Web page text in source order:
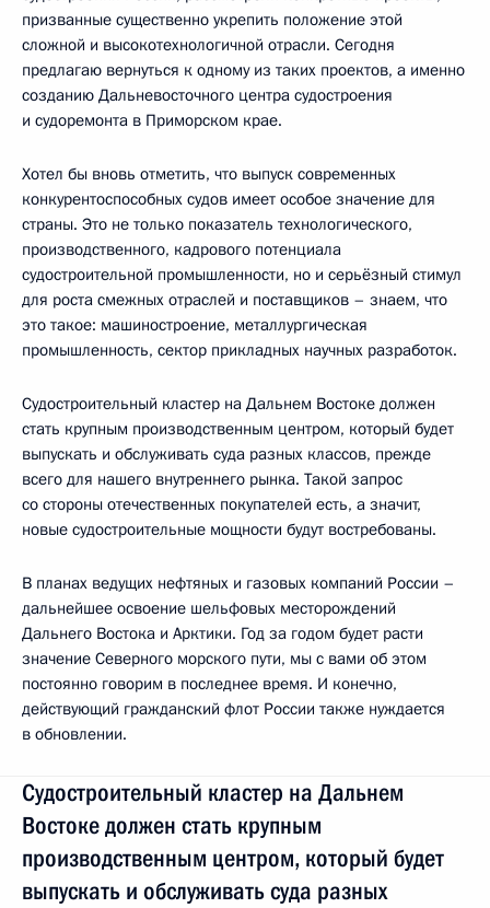
призванные существенно укрепить положение этой
сложной и высокотехнологичной отрасли. Сегодня
предлагаю вернуться к одному из таких проектов, а именно
созданию Дальневосточного центра судостроения
и судоремонта в Приморском крае.
Хотел бы вновь отметить, что выпуск современных
конкурентоспособных судов имеет особое значение для
страны. Это не только показатель технологического,
производственного, кадрового потенциала
судостроительной промышленности, но и серьёзный стимул
для роста смежных отраслей и поставщиков – знаем, что
это такое: машиностроение, металлургическая
промышленность, сектор прикладных научных разработок.
Судостроительный кластер на Дальнем Востоке должен
стать крупным производственным центром, который будет
выпускать и обслуживать суда разных классов, прежде
всего для нашего внутреннего рынка. Такой запрос
со стороны отечественных покупателей есть, а значит,
новые судостроительные мощности будут востребованы.
В планах ведущих нефтяных и газовых компаний России –
дальнейшее освоение шельфовых месторождений
Дальнего Востока и Арктики. Год за годом будет расти
значение Северного морского пути, мы с вами об этом
постоянно говорим в последнее время. И конечно,
действующий гражданский флот России также нуждается
в обновлении.
Судостроительный кластер на Дальнем
Востоке должен стать крупным
производственным центром, который будет
выпускать и обслуживать суда разных